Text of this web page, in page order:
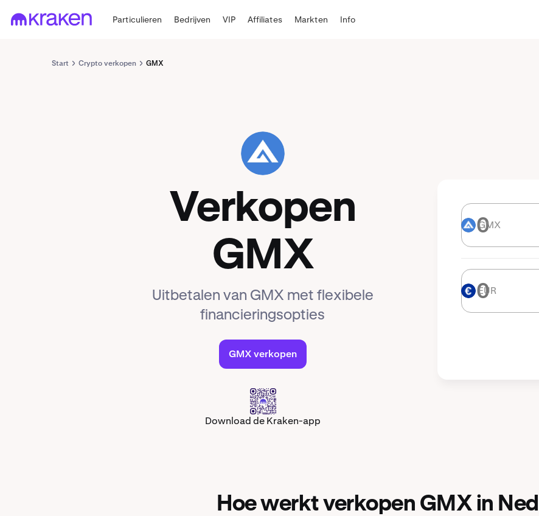
Particulieren Bedrijven VIP Affiliates Markten Info
Start Crypto verkopen GMX
GMX
Verkopen
GMX
Uitbetalen van GMX met flexibele
financieringsopties
GMX verkopen
Download de Kraken-app
GMX GMX
EUR EUR
Hoe werkt verkopen GMX in